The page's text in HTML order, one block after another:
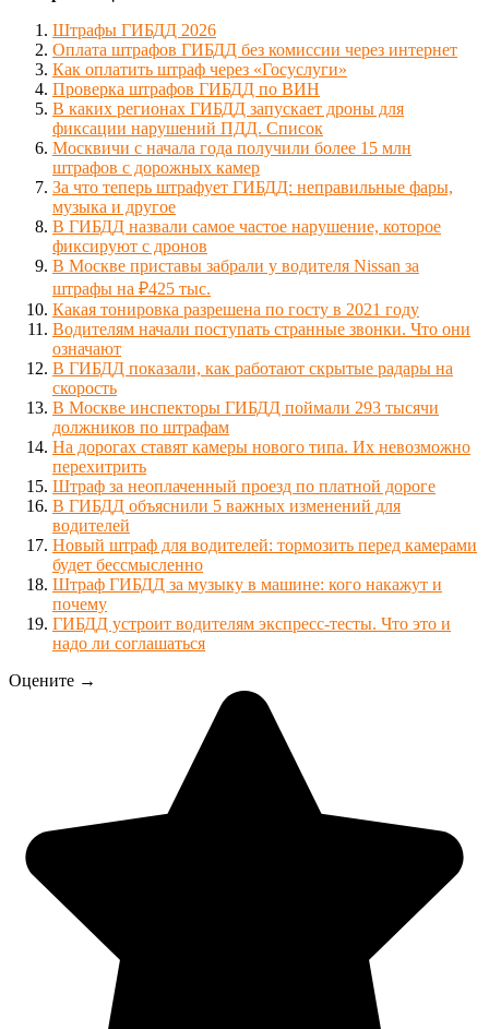
Штрафы ГИБДД 2026
Оплата штрафов ГИБДД без комиссии через интернет
Как оплатить штраф через «Госуслуги»
Проверка штрафов ГИБДД по ВИН
В каких регионах ГИБДД запускает дроны для
фиксации нарушений ПДД. Список
Москвичи с начала года получили более 15 млн
штрафов с дорожных камер
За что теперь штрафует ГИБДД: неправильные фары,
музыка и другое
В ГИБДД назвали самое частое нарушение, которое
фиксируют с дронов
В Москве приставы забрали у водителя Nissan за
штрафы на ₽425 тыс.
Какая тонировка разрешена по госту в 2021 году
Водителям начали поступать странные звонки. Что они
означают
В ГИБДД показали, как работают скрытые радары на
скорость
В Москве инспекторы ГИБДД поймали 293 тысячи
должников по штрафам
На дорогах ставят камеры нового типа. Их невозможно
перехитрить
Штраф за неоплаченный проезд по платной дороге
В ГИБДД объяснили 5 важных изменений для
водителей
Новый штраф для водителей: тормозить перед камерами
будет бессмысленно
Штраф ГИБДД за музыку в машине: кого накажут и
почему
ГИБДД устроит водителям экспресс-тесты. Что это и
надо ли соглашаться
Оцените →